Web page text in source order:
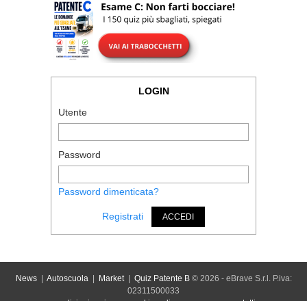
LOGIN
Utente
Password
Password dimenticata?
Registrati ACCEDI
News| Autoscuola| Market| Quiz Patente B© 2026 - eBrave S.r.l. P.iva:
02311500033